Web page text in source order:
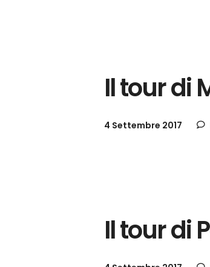
Il tour di
4 Settembre 2017
Il tour di